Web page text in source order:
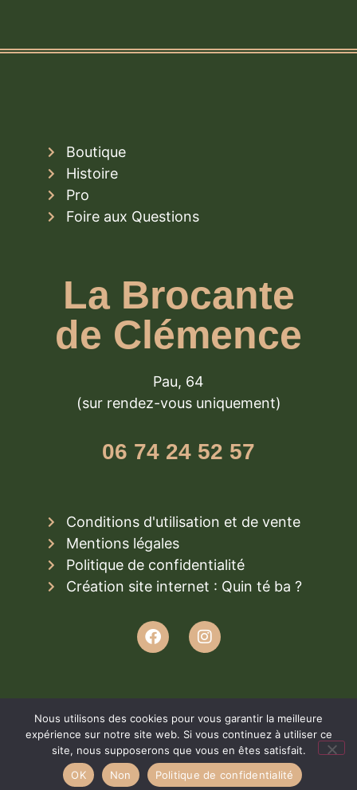
Boutique
Histoire
Pro
Foire aux Questions
La Brocante
de Clémence
Pau, 64
(sur rendez-vous uniquement)
06 74 24 52 57
Conditions d'utilisation et de vente
Mentions légales
Politique de confidentialité
Création site internet : Quin té ba ?
Nous utilisons des cookies pour vous garantir la meilleure
expérience sur notre site web. Si vous continuez à utiliser ce
site, nous supposerons que vous en êtes satisfait.
OK
Non Politique de confidentialité